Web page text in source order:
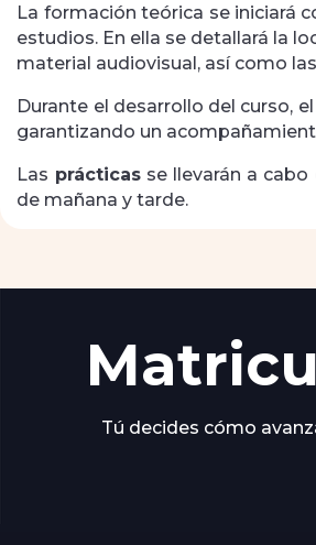
La formación teórica se iniciará
estudios. En ella se detallará la
material audiovisual, así como
Durante el desarrollo del curso,
garantizando un
Las prácticasse llevarán a cabo
de mañana y tarde.
Tú decides cómo